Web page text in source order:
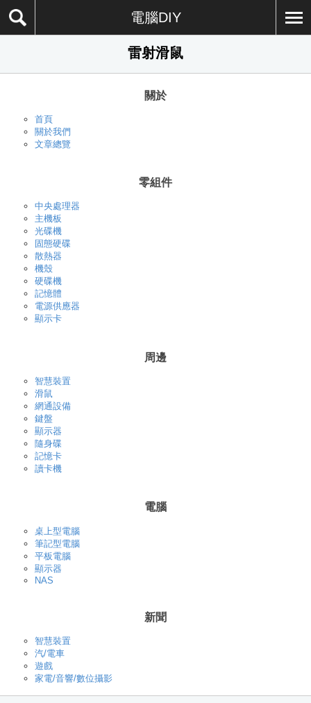
電腦DIY
雷射滑鼠
關於
首頁
關於我們
文章總覽
零組件
中央處理器
主機板
光碟機
固態硬碟
散熱器
機殼
硬碟機
記憶體
電源供應器
顯示卡
周邊
智慧裝置
滑鼠
網通設備
鍵盤
顯示器
隨身碟
記憶卡
讀卡機
電腦
桌上型電腦
筆記型電腦
平板電腦
顯示器
NAS
新聞
智慧裝置
汽/電車
遊戲
家電/音響/數位攝影